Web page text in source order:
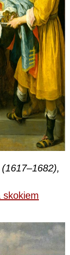
skokiem